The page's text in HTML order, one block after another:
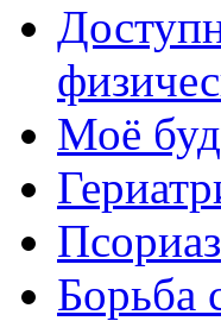
Моё
Псориаз